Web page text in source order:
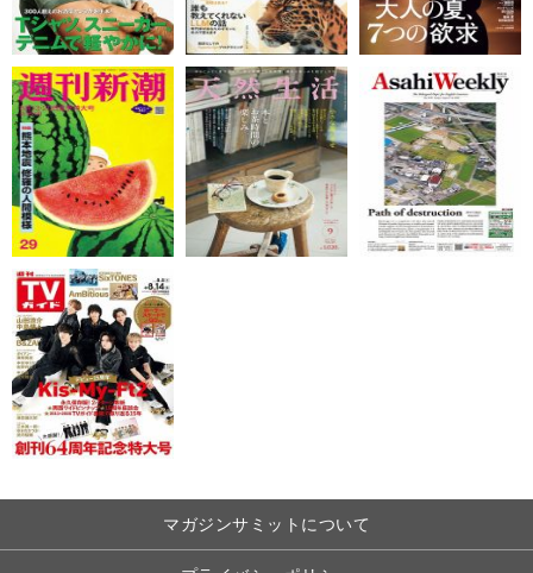
マガジンサミットについて